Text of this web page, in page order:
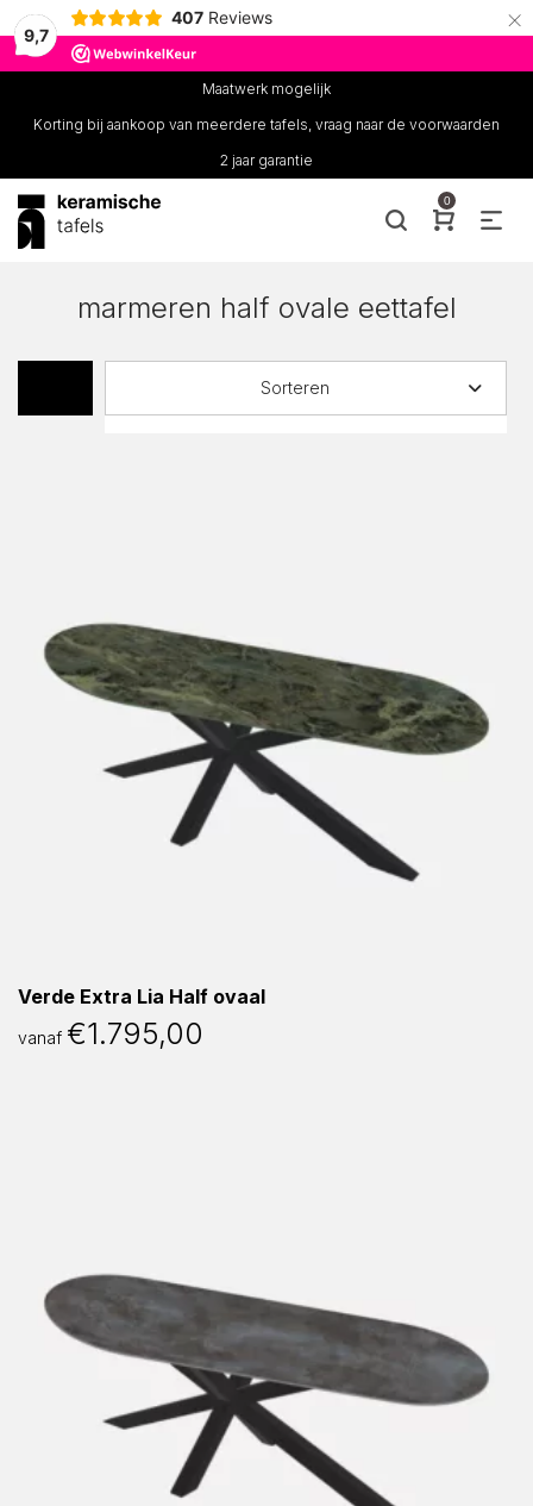
9,7
407 Reviews ×
Maatwerk mogelijk
Korting bij aankoop van meerdere tafels, vraag naar de voorwaarden
2 jaar garantie
0
marmeren half ovale eettafel
Sorteren
Verde Extra Lia Half ovaal
vanaf €1.795,00